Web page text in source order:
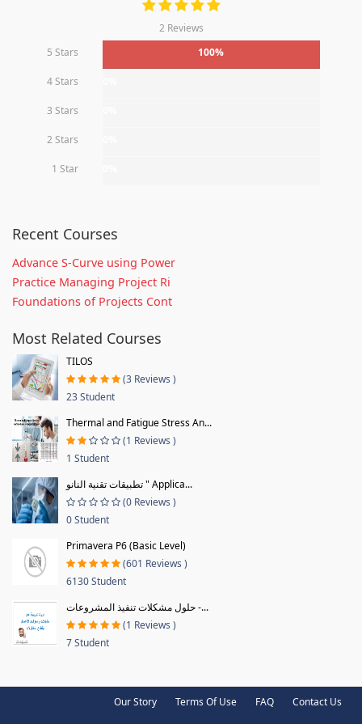
2 Reviews
5 Stars
100%
4 Stars
3 Stars
2 Stars
1 Star
Recent Courses
Advance S-Curve using Power
Practice Managing Project Ri
Foundations of Projects Cont
Most Related Courses
TILOS
(3 Reviews )
23 Student
Thermal and Fatigue Stress An...
(1 Reviews )
1 Student
تطبيقات تقنية النانو " Applica...
(0 Reviews )
0 Student
Primavera P6 (Basic Level)
(601 Reviews )
6130 Student
حلول مشكلات تنفيذ المشروعات -...
(1 Reviews )
7 Student
Our Story Terms Of Use FAQ Contact Us